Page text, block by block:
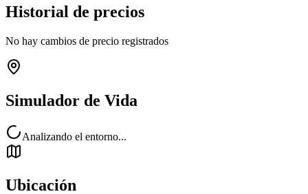
Historial de precios
No hay cambios de precio registrados
Simulador de Vida
Analizando el entorno...
Ubicación